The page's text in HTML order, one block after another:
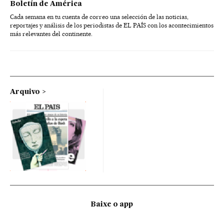
Boletín de América
Cada semana en tu cuenta de correo una selección de las noticias,
reportajes y análisis de los periodistas de EL PAÍS con los acontecimientos
más relevantes del continente.
Arquivo
Baixe o app